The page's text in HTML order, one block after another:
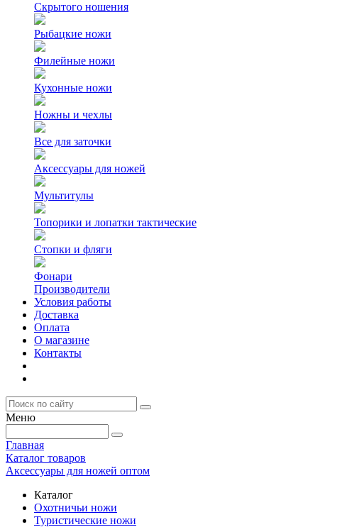
Скрытого ношения
Рыбацкие ножи
Филейные ножи
Кухонные ножи
Ножны и чехлы
Все для заточки
Аксессуары для ножей
Мультитулы
Топорики и лопатки тактические
Стопки и фляги
Фонари
Производители
Условия работы
Доставка
Оплата
О магазине
Контакты
Меню
Главная
Каталог товаров
Аксессуары для ножей оптом
Каталог
Охотничьи ножи
Туристические ножи